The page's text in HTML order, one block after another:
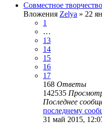
Совместное
Вложения Zelya » 22
1
…
13
14
15
16
17
168 Ответы
142535
Последнее
последнему
31 май 2015,